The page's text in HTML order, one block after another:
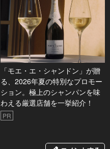
「モエ・エ・シャンドン」が贈
る、2026年夏の特別なプロモー
ション。極上のシャンパンを味
わえる厳選店舗を一挙紹介！
PR